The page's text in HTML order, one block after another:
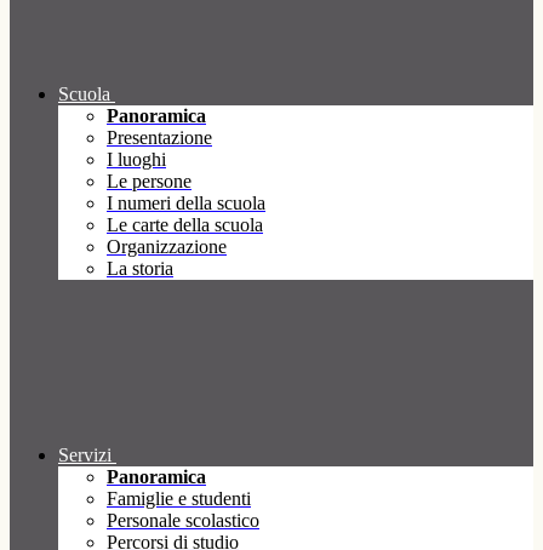
Scuola
Panoramica
Presentazione
I luoghi
Le persone
I numeri della scuola
Le carte della scuola
Organizzazione
La storia
Servizi
Panoramica
Famiglie e studenti
Personale scolastico
Percorsi di studio